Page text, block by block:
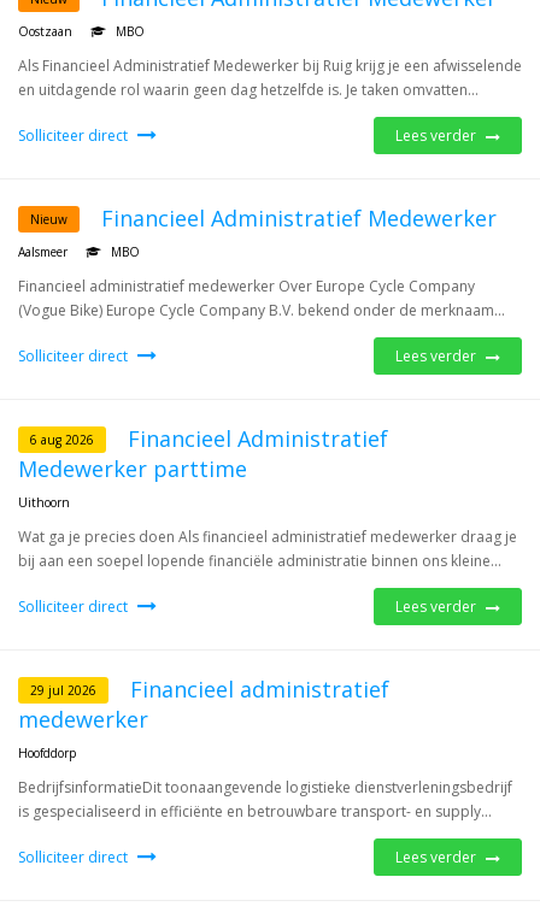
Oostzaan MBO
Als Financieel Administratief Medewerker bij Ruig krijg je een afwisselende
en uitdagende rol waarin geen dag hetzelfde is. Je taken omvatten...
Solliciteer direct Lees verder
Nieuw Financieel Administratief Medewerker
Aalsmeer MBO
Financieel administratief medewerker Over Europe Cycle Company
(Vogue Bike) Europe Cycle Company B.V. bekend onder de merknaam...
Solliciteer direct Lees verder
6 aug 2026
Financieel Administratief
Medewerker parttime
Uithoorn
Wat ga je precies doen Als financieel administratief medewerker draag je
bij aan een soepel lopende financiële administratie binnen ons kleine...
Solliciteer direct Lees verder
29 jul 2026
Financieel administratief
medewerker
Hoofddorp
BedrijfsinformatieDit toonaangevende logistieke dienstverleningsbedrijf
is gespecialiseerd in efficiënte en betrouwbare transport- en supply...
Solliciteer direct Lees verder